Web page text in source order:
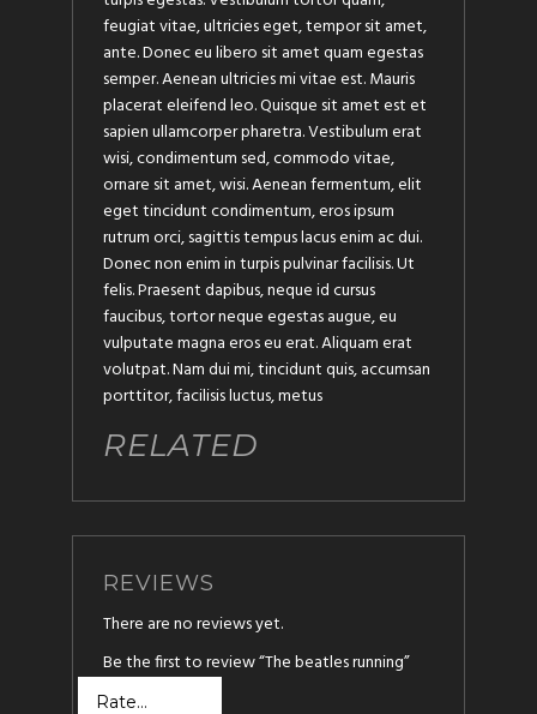
feugiat vitae, ultricies eget, tempor sit amet,
ante. Donec eu libero sit amet quam egestas
semper. Aenean ultricies mi vitae est. Mauris
placerat eleifend leo. Quisque sit amet est et
sapien ullamcorper pharetra. Vestibulum erat
wisi, condimentum sed, commodo vitae,
ornare sit amet, wisi. Aenean fermentum, elit
eget tincidunt condimentum, eros ipsum
rutrum orci, sagittis tempus lacus enim ac dui.
Donec non enim in turpis pulvinar facilisis. Ut
felis. Praesent dapibus, neque id cursus
faucibus, tortor neque egestas augue, eu
vulputate magna eros eu erat. Aliquam erat
volutpat. Nam dui mi, tincidunt quis, accumsan
porttitor, facilisis luctus, metus
RELATED
REVIEWS
There are no reviews yet.
Be the first to review “The beatles running”